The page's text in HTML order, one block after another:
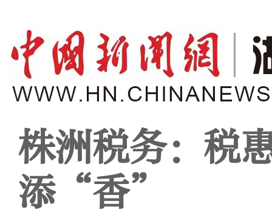
株洲税务：
添“香”